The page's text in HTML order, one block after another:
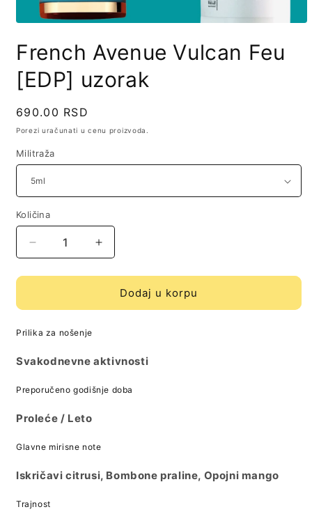
1
in
modal
French Avenue Vulcan Feu
[EDP] uzorak
Regularna
cena
690.00 RSD
Porezi uračunati u cenu proizvoda.
Militraža
Količina
Količina
Decrease
quantity
for
Avenue
Feu
uzorak
Increase
quantity
for
French
Avenue
uzorak
Dodaj u korpu
Prilika za nošenje
Svakodnevne aktivnosti
Preporučeno godišnje doba
Proleće / Leto
Glavne mirisne note
Iskričavi citrusi, Bombone praline, Opojni mango
Trajnost